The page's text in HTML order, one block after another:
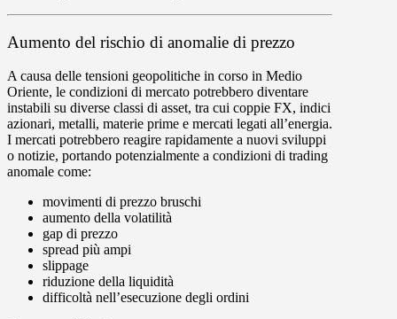
Aumento del rischio di anomalie di prezzo
A causa delle tensioni geopolitiche in corso in Medio
Oriente, le condizioni di mercato potrebbero diventare
instabili su diverse classi di asset, tra cui coppie FX, indici
azionari, metalli, materie prime e mercati legati all’energia.
I mercati potrebbero reagire rapidamente a nuovi sviluppi
o notizie, portando potenzialmente a condizioni di trading
anomale come:
movimenti di prezzo bruschi
aumento della volatilità
gap di prezzo
spread più ampi
slippage
riduzione della liquidità
difficoltà nell’esecuzione degli ordini